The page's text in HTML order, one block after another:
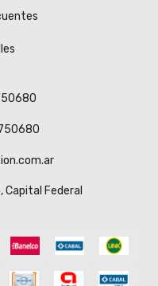
Capital Federal